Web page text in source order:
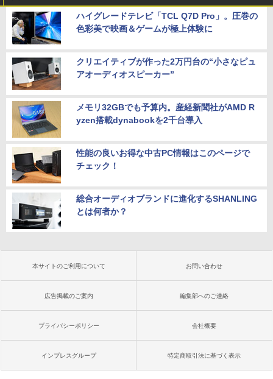
ハイグレードテレビ「TCL Q7D Pro」。圧巻の
色彩美で映画＆ゲームが極上体験に
クリエイティブが作った2万円台の“小さなピュ
アオーディオスピーカー”
メモリ32GBでも予算内。産経新聞社がAMD R
yzen搭載dynabookを2千台導入
性能の良いお得な中古PC情報はこのページで
チェック！
総合オーディオブランドに進化するSHANLING
とは何者か？
本サイトのご利用について お問い合わせ
広告掲載のご案内 編集部へのご連絡
プライバシーポリシー 会社概要
インプレスグループ 特定商取引法に基づく表示